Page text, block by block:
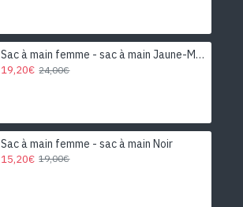
Sac à main femme - sac à main Jaune-Moutarde
19,20€ 24,00€
Sac à main femme - sac à main Noir
15,20€ 19,00€